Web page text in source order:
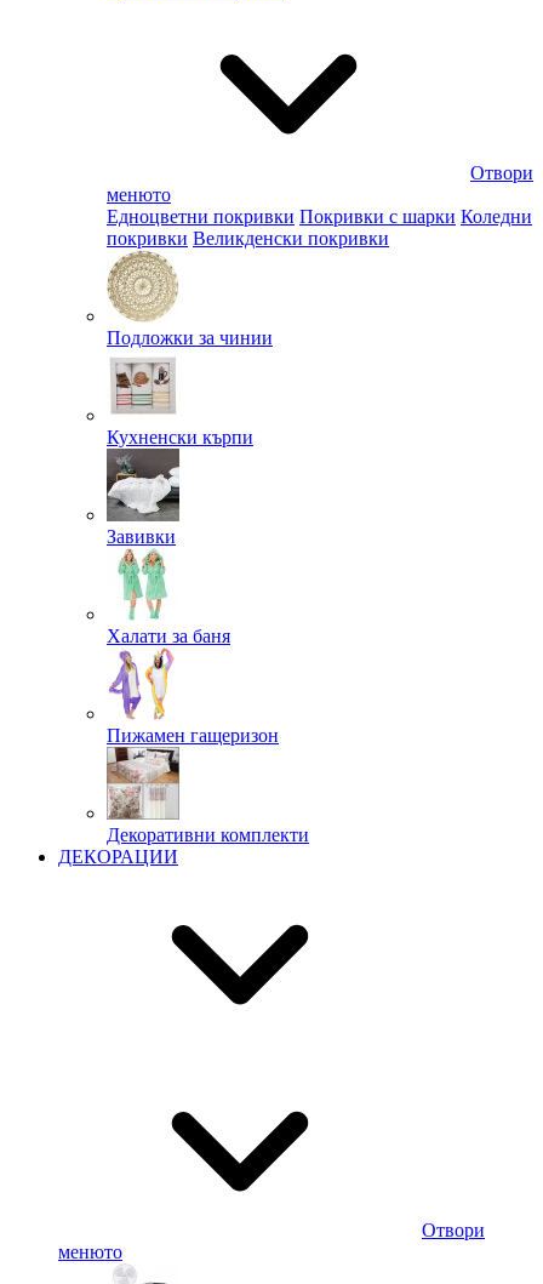
Отвори
менюто
Едноцветни покривки Покривки с шарки Коледни
покривки Великденски покривки
Подложки за чинии
Кухненски кърпи
Завивки
Халати за баня
Пижамен гащеризон
Декоративни комплекти
ДЕКОРАЦИИ
Отвори
менюто